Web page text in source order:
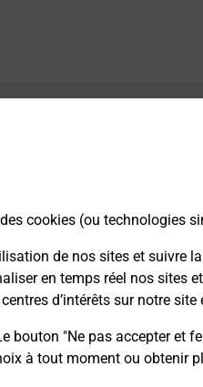
cookies (ou technologies
de nos sites et suivre
en temps réel nos sites
d’intérêts sur notre site
bouton "Ne pas accepter et
à tout moment ou obtenir